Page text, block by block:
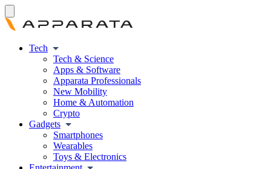
Tech
Tech & Science
Apps & Software
Apparata Professionals
New Mobility
Home & Automation
Crypto
Gadgets
Smartphones
Wearables
Toys & Electronics